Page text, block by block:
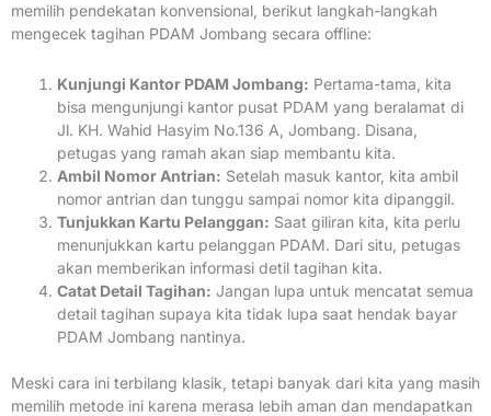
memilih pendekatan konvensional, berikut langkah-langkah
mengecek tagihan PDAM Jombang secara offline:
Kunjungi Kantor PDAM Jombang: Pertama-tama, kita
bisa mengunjungi kantor pusat PDAM yang beralamat di
Jl. KH. Wahid Hasyim No.136 A, Jombang. Disana,
petugas yang ramah akan siap membantu kita.
Ambil Nomor Antrian: Setelah masuk kantor, kita ambil
nomor antrian dan tunggu sampai nomor kita dipanggil.
Tunjukkan Kartu Pelanggan: Saat giliran kita, kita perlu
menunjukkan kartu pelanggan PDAM. Dari situ, petugas
akan memberikan informasi detil tagihan kita.
Catat Detail Tagihan: Jangan lupa untuk mencatat semua
detail tagihan supaya kita tidak lupa saat hendak bayar
PDAM Jombang nantinya.
Meski cara ini terbilang klasik, tetapi banyak dari kita yang masih
memilih metode ini karena merasa lebih aman dan mendapatkan